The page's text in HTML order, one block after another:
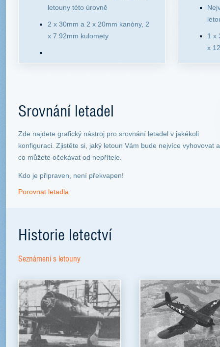
letouny této úrovně
2 x 30mm a 2 x 20mm kanóny, 2
x 7.92mm kulomety
1 x
x
Srovnání letadel
Zde najdete grafický nástroj pro srovnání letadel v jakékoli
konfiguraci. Zjistěte si, jaký letoun Vám bude nejvíce vyhovovat a
co můžete očekávat od nepřítele.
Kdo je připraven, není překvapen!
Porovnat letadla
Historie letectví
Seznámení s letouny